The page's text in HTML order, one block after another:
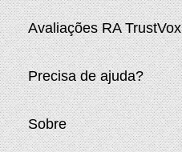
Avaliações RA TrustVox
Precisa de ajuda?
Sobre